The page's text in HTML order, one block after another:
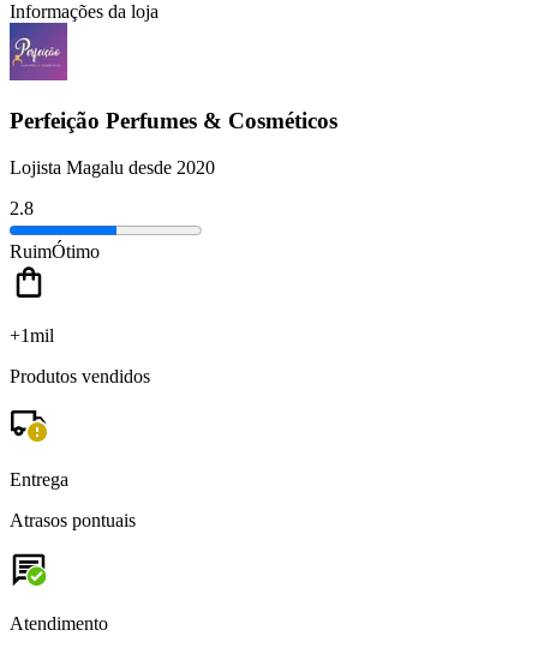
Informações da loja
Perfeição Perfumes & Cosméticos
Lojista Magalu desde 2020
2.8
RuimÓtimo
+1mil
Produtos vendidos
Entrega
Atrasos pontuais
Atendimento